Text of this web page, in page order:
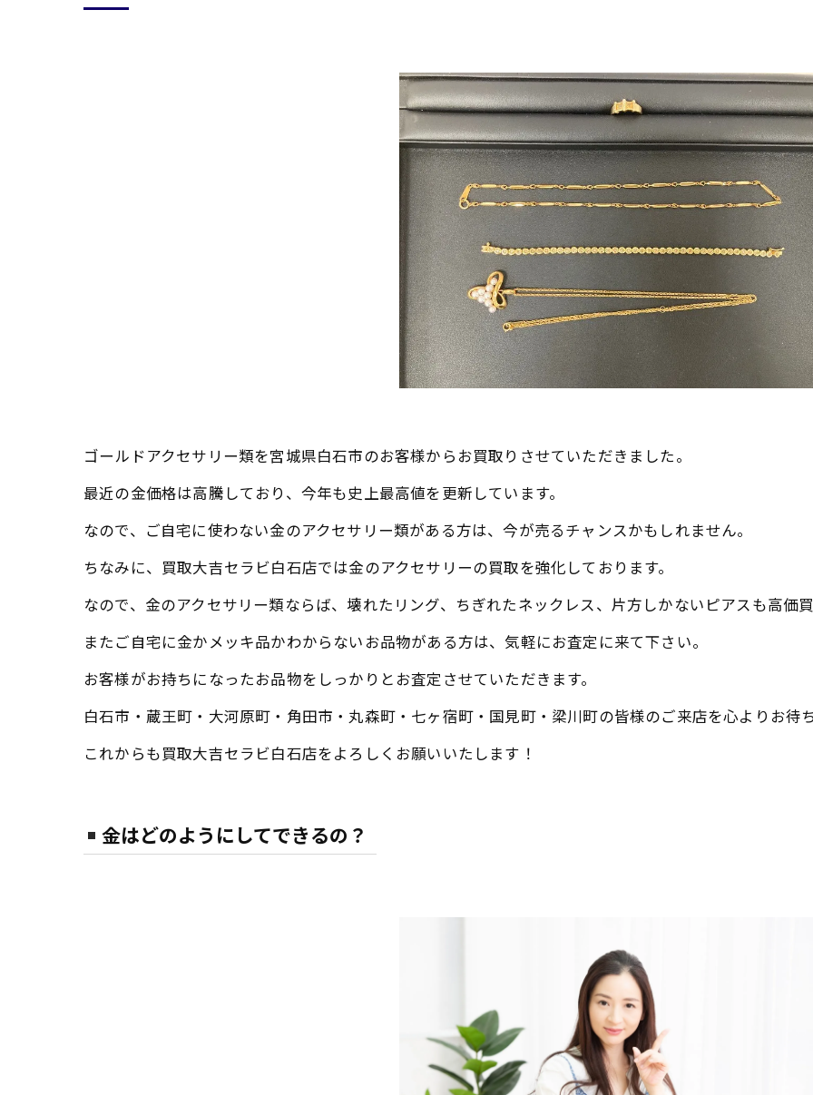
ゴールドアクセサリー類を宮城県白石市のお客様からお買取りさせていただきました。
最近の金価格は高騰しており、今年も史上最高値を更新しています。
なので、ご自宅に使わない金のアクセサリー類がある方は、今が売るチャンスかもしれません。
ちなみに、買取大吉セラビ白石店では金のアクセサリーの買取を強化しております。
なので、金のアクセサリー類ならば、壊れたリング、ちぎれたネックレス、片方しかないピアスも高価買
またご自宅に金かメッキ品かわからないお品物がある方は、気軽にお査定に来て下さい。
お客様がお持ちになったお品物をしっかりとお査定させていただきます。
白石市・蔵王町・大河原町・角田市・丸森町・七ヶ宿町・国見町・梁川町の皆様のご来店を心よりお待
これからも買取大吉セラビ白石店をよろしくお願いいたします！
金はどのようにしてできるの？